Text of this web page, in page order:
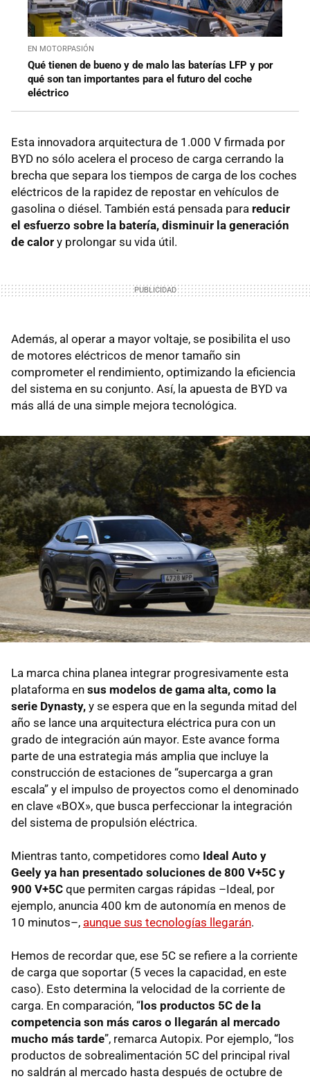
EN MOTORPASIÓN
Qué tienen de bueno y de malo las baterías LFP y por
qué son tan importantes para el futuro del coche
eléctrico
Esta innovadora arquitectura de 1.000 V firmada por
BYD no sólo acelera el proceso de carga cerrando la
brecha que separa los tiempos de carga de los coches
eléctricos de la rapidez de repostar en vehículos de
gasolina o diésel. También está pensada para reducir
el esfuerzo sobre la batería, disminuir la generación
de calor y prolongar su vida útil.
Además, al operar a mayor voltaje, se posibilita el uso
de motores eléctricos de menor tamaño sin
comprometer el rendimiento, optimizando la eficiencia
del sistema en su conjunto. Así, la apuesta de BYD va
más allá de una simple mejora tecnológica.
La marca china planea integrar progresivamente esta
plataforma en sus modelos de gama alta, como la
serie Dynasty, y se espera que en la segunda mitad del
año se lance una arquitectura eléctrica pura con un
grado de integración aún mayor. Este avance forma
parte de una estrategia más amplia que incluye la
construcción de estaciones de “supercarga a gran
escala” y el impulso de proyectos como el denominado
en clave «BOX», que busca perfeccionar la integración
del sistema de propulsión eléctrica.
Mientras tanto, competidores como Ideal Auto y
Geely ya han presentado soluciones de 800 V+5C y
900 V+5C que permiten cargas rápidas –Ideal, por
ejemplo, anuncia 400 km de autonomía en menos de
10 minutos–, aunque sus tecnologías llegarán.
Hemos de recordar que, ese 5C se refiere a la corriente
de carga que soportar (5 veces la capacidad, en este
caso). Esto determina la velocidad de la corriente de
carga. En comparación, “ los productos 5C de la
competencia son más caros o llegarán al mercado
mucho más tarde”, remarca Autopix. Por ejemplo, “los
productos de sobrealimentación 5C del principal rival
no saldrán al mercado hasta después de octubre de